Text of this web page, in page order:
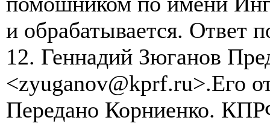
и обрабатывается. Ответ
12. Геннадий Зюганов
<zyuganov@kprf.ru>.Его
Передано Корниенко.